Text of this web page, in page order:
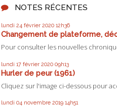
NOTES RÉCENTES
lundi 24 février 2020 12h36
Changement de plateforme,
Pour consulter les nouvelles
lundi 17 février 2020 09h13
Hurler de peur (1961)
Cliquez sur l'image ci-dessous pour
lundi 04 novembre 2019 14h51